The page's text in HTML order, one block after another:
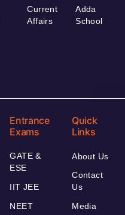
Current
Affairs
Adda
School
Entrance
Exams
GATE &
ESE
IIT JEE
NEET
Quick
Links
About Us
Contact
Us
Media